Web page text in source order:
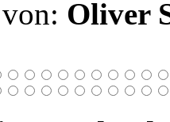
Oliver